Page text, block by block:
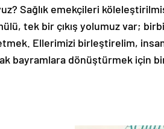
Sağlık emekçileri
tek bir çıkış yolumuz var;
Ellerimizi birleştirelim,
bayramlara dönüştürmek için